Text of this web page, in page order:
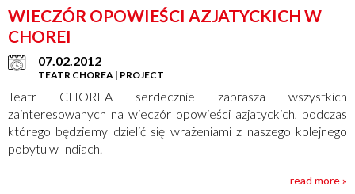
WIECZÓR OPOWIEŚCI AZJATYCKICH W
CHOREI
07.02.2012
TEATR CHOREA | PROJECT
Teatr CHOREA serdecznie zaprasza wszystkich
zainteresowanych na wieczór opowieści azjatyckich, podczas
którego będziemy dzielić się wrażeniami z naszego kolejnego
pobytu w Indiach.
read more »